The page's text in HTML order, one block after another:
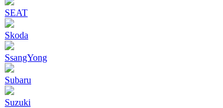
SEAT
Skoda
SsangYong
Subaru
Suzuki